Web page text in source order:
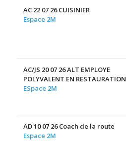
AC 22 07 26 CUISINIER
Espace 2M
AC/JS 20 07 26 ALT EMPLOYE
POLYVALENT EN RESTAURATION
ESpace 2M
AD 10 07 26 Coach de la route
Espace 2M